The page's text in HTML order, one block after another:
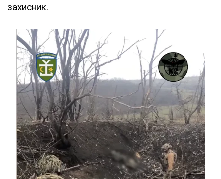
захисник.